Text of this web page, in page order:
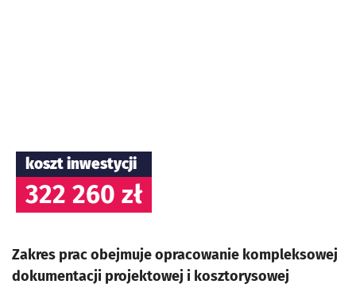
koszt inwestycji
322 260 zł
Zakres prac obejmuje opracowanie kompleksowej
dokumentacji projektowej i kosztorysowej